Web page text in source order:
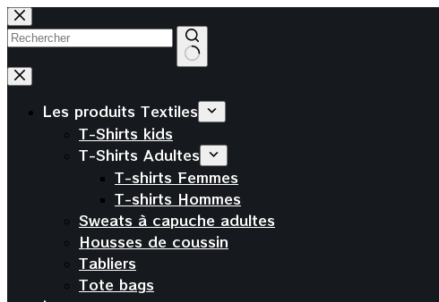
Passer
au
contenu
Aucun
résultat
Les produits Textiles
T-Shirts kids
T-Shirts Adultes
T-shirts Femmes
T-shirts Hommes
Sweats à capuche adultes
Housses de coussin
Tabliers
Tote bags